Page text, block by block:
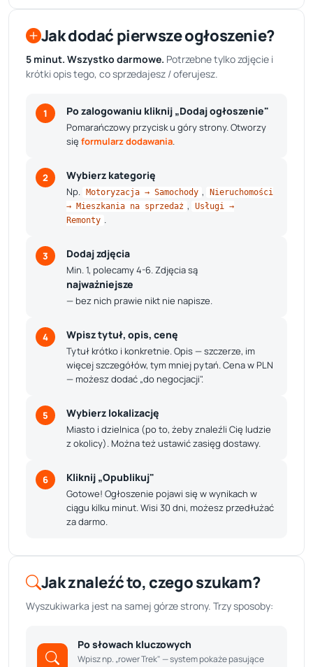
Jak dodać pierwsze ogłoszenie?
5 minut. Wszystko darmowe. Potrzebne tylko zdjęcie i
krótki opis tego, co sprzedajesz / oferujesz.
1 Po zalogowaniu kliknij „Dodaj ogłoszenie"
Pomarańczowy przycisk u góry strony. Otworzy
się formularz dodawania.
2 Wybierz kategorię
Np. Motoryzacja → Samochody ,
Nieruchomości
→ Mieszkania na sprzedaż ,
Usługi →
Remonty .
3 Dodaj zdjęcia
Min. 1, polecamy 4-6. Zdjęcia są
najważniejsze
— bez nich prawie nikt nie napisze.
4 Wpisz tytuł, opis, cenę
Tytuł krótko i konkretnie. Opis — szczerze, im
więcej szczegółów, tym mniej pytań. Cena w PLN
— możesz dodać „do negocjacji".
5 Wybierz lokalizację
Miasto i dzielnica (po to, żeby znaleźli Cię ludzie
z okolicy). Można też ustawić zasięg dostawy.
6 Kliknij „Opublikuj"
Gotowe! Ogłoszenie pojawi się w wynikach w
ciągu kilku minut. Wisi 30 dni, możesz przedłużać
za darmo.
Jak znaleźć to, czego szukam?
Wyszukiwarka jest na samej górze strony. Trzy sposoby:
Po słowach kluczowych
Wpisz np. „rower Trek" — system pokaże pasujące